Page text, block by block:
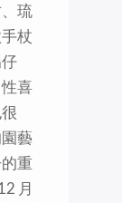
琉
杖
喜
藝
重
月